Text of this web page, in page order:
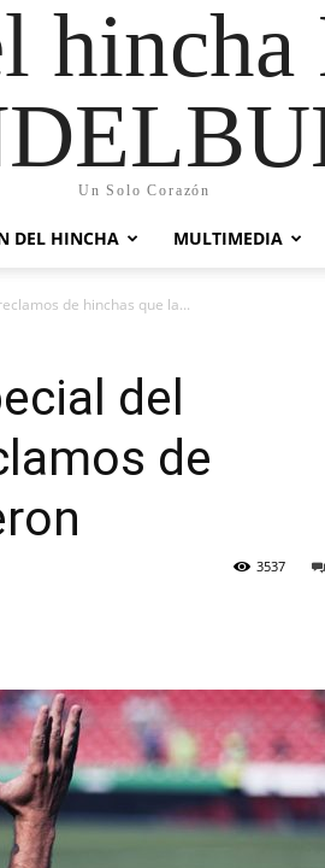
hincha
Un Solo Corazón
DEL HINCHA MULTIMEDIA
de hinchas que la...
del
de
3537